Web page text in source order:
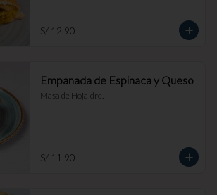
S/ 12.90
Empanada de Espinaca y Queso
Masa de Hojaldre.
S/ 11.90